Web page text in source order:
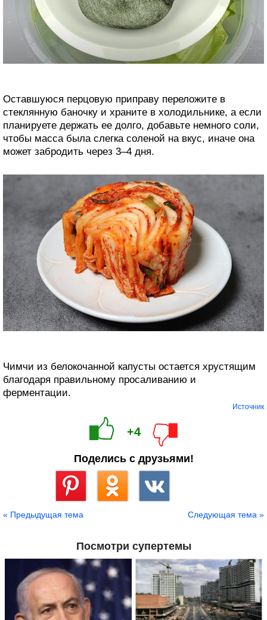
Оставшуюся перцовую приправу переложите в
стеклянную баночку и храните в холодильнике, а если
планируете держать ее долго, добавьте немного соли,
чтобы масса была слегка соленой на вкус, иначе она
может забродить через 3–4 дня.
Чимчи из белокочанной капусты остается хрустящим
благодаря правильному просаливанию и
ферментации.
Источник
+4
Поделись с друзьями!
« Предыдущая тема Следующая тема »
Посмотри супертемы